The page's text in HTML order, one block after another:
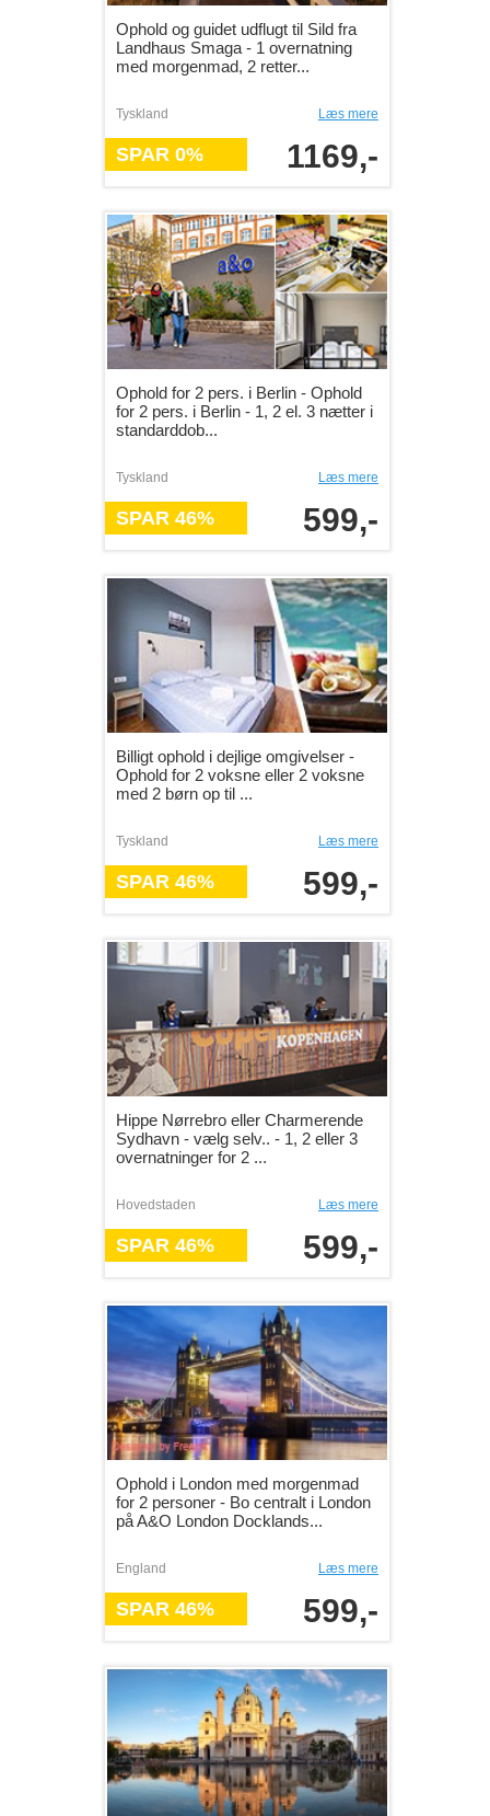
Ophold og guidet udflugt til Sild fra
Landhaus Smaga - 1 overnatning
med morgenmad, 2 retter...
Tyskland Læs mere
SPAR 0% 1169,-
Ophold for 2 pers. i Berlin - Ophold
for 2 pers. i Berlin - 1, 2 el. 3 nætter i
standarddob...
Tyskland Læs mere
SPAR 46% 599,-
Billigt ophold i dejlige omgivelser -
Ophold for 2 voksne eller 2 voksne
med 2 børn op til ...
Tyskland Læs mere
SPAR 46% 599,-
Hippe Nørrebro eller Charmerende
Sydhavn - vælg selv.. - 1, 2 eller 3
overnatninger for 2 ...
Hovedstaden Læs mere
SPAR 46% 599,-
Ophold i London med morgenmad
for 2 personer - Bo centralt i London
på A&O London Docklands...
England Læs mere
SPAR 46% 599,-